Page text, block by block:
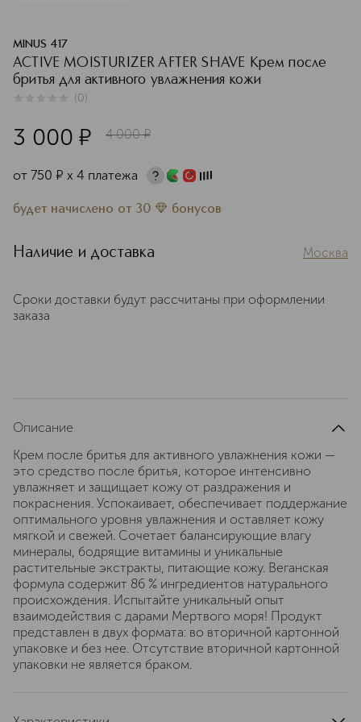
MINUS 417
ACTIVE MOISTURIZER AFTER SHAVE Крем после
бритья для активного увлажнения кожи
(0)
3 000 ¤ 4 000 ¤
от 750 ¤ х 4 платежа
будет начислено от 30 бонусов
Наличие и доставка Москва
Сроки доставки будут рассчитаны при оформлении
заказа
Описание
Крем после бритья для активного увлажнения кожи —
это средство после бритья, которое интенсивно
увлажняет и защищает кожу от раздражения и
покраснения. Успокаивает, обеспечивает поддержание
оптимального уровня увлажнения и оставляет кожу
мягкой и свежей. Сочетает балансирующие влагу
минералы, бодрящие витамины и уникальные
растительные экстракты, питающие кожу. Веганская
формула содержит 86 % ингредиентов натурального
происхождения. Испытайте уникальный опыт
взаимодействия с дарами Мертвого моря! Продукт
представлен в двух формата: во вторичной картонной
упаковке и без нее. Отсутствие вторичной картонной
упаковки не является браком.